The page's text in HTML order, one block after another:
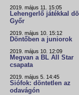
2019. május 11. 15:05
Lehengerlő játékkal
Győr
2019. május 10. 15:12
Döntőben a juniorok
2019. május 10. 12:09
Megvan a BL All Star
csapata
2019. május 5. 14:45
Siófok: döntetlen az
odavágón